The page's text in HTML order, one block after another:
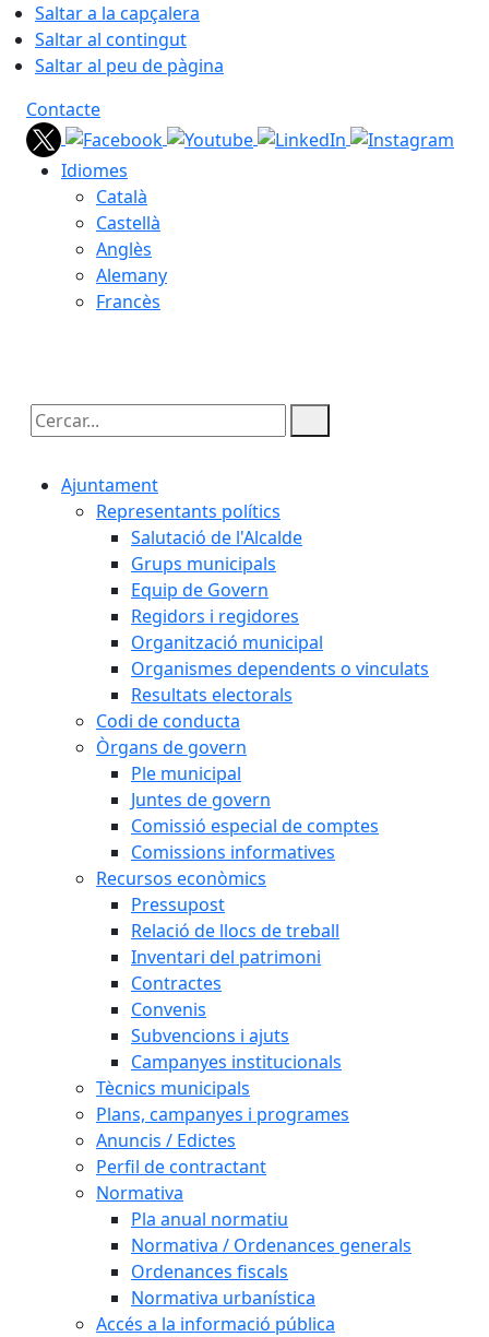
Saltar a la capçalera
Saltar al contingut
Saltar al peu de pàgina
Contacte
Idiomes
Català
Castellà
Anglès
Alemany
Francès
Cercar:
Ajuntament
Representants polítics
Salutació de l'Alcalde
Grups municipals
Equip de Govern
Regidors i regidores
Organització municipal
Organismes dependents o vinculats
Resultats electorals
Codi de conducta
Òrgans de govern
Ple municipal
Juntes de govern
Comissió especial de comptes
Comissions informatives
Recursos econòmics
Pressupost
Relació de llocs de treball
Inventari del patrimoni
Contractes
Convenis
Subvencions i ajuts
Campanyes institucionals
Tècnics municipals
Plans, campanyes i programes
Anuncis / Edictes
Perfil de contractant
Normativa
Pla anual normatiu
Normativa / Ordenances generals
Ordenances fiscals
Normativa urbanística
Accés a la informació pública